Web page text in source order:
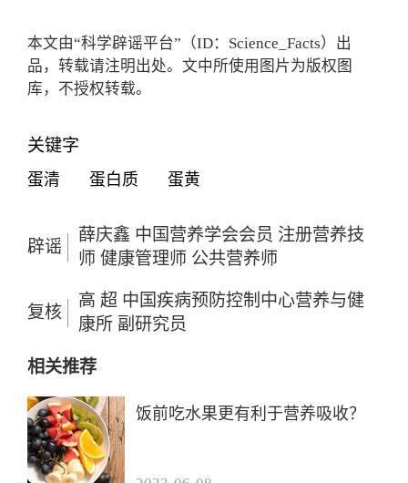
本文由“科学辟谣平台”（ID：Science_Facts）出
品，转载请注明出处。文中所使用图片为版权图
库，不授权转载。
关键字
蛋清 蛋白质 蛋黄
辟谣
薛庆鑫 中国营养学会会员 注册营养技
师 健康管理师 公共营养师
复核
高 超 中国疾病预防控制中心营养与健
康所 副研究员
相关推荐
饭前吃水果更有利于营养吸收？